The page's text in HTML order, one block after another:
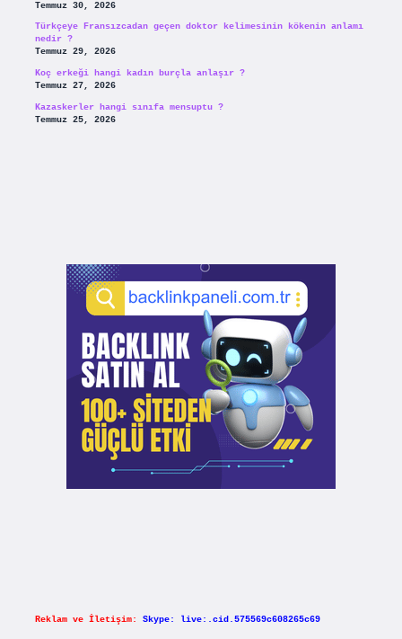
Temmuz 30, 2026
Türkçeye Fransızcadan geçen doktor kelimesinin kökenin anlamı
nedir ?
Temmuz 29, 2026
Koç erkeği hangi kadın burçla anlaşır ?
Temmuz 27, 2026
Kazaskerler hangi sınıfa mensuptu ?
Temmuz 25, 2026
Reklam ve İletişim: Skype: live:.cid.575569c608265c69